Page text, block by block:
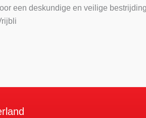
een deskundige en veilige